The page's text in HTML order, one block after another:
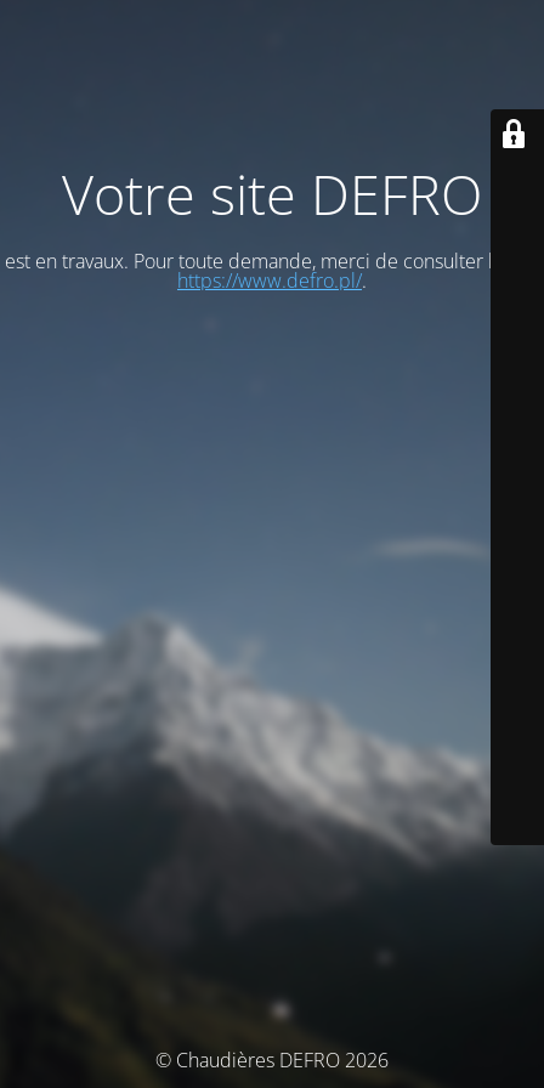
Votre site DEFRO
est en travaux. Pour toute demande, merci de consulter le site
https://www.defro.pl/.
© Chaudières DEFRO 2026